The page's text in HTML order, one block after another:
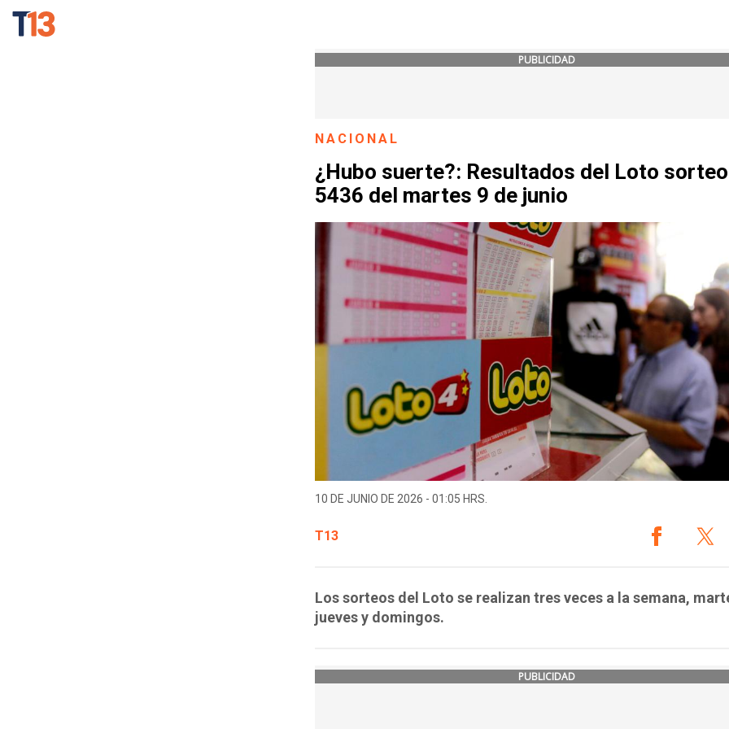
PUBLICIDAD
NACIONAL
¿Hubo suerte?: Resultados del Loto sorteo
5436 del martes 9 de junio
10 DE JUNIO DE 2026 - 01:05 HRS.
T13
Los sorteos del Loto se realizan tres veces a la semana,
jueves y domingos.
PUBLICIDAD